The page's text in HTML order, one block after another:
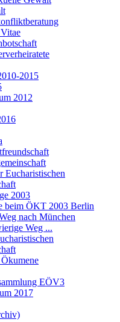
2015
2012
Eucharistischen
2003
beim ÖKT 2003 Berlin
nach München
Weg ...
EÖV3
2017